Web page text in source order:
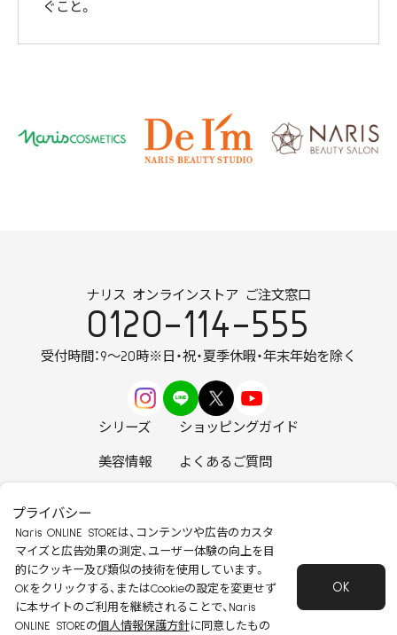
ぐこと。
ナリス オンラインストア ご注文窓口
0120-114-555
受付時間：9～20時※日・祝・夏季休暇・年末年始を除く
シリーズ ショッピングガイド
美容情報 よくあるご質問
安心して安全にご使用いただくために
特定商取引法に基づく表記
会社概要
プライバシー
Naris ONLINE STOREは、コンテンツや広告のカスタ
マイズと広告効果の測定、ユーザー体験の向上を目
的にクッキー及び類似の技術を使用しています。
OKをクリックする、またはCookieの設定を変更せず
に本サイトのご利用を継続されることで、Naris
ONLINE STOREの個人情報保護方針に同意したもの
OK